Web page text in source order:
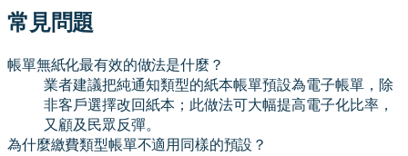
常見問題
帳單無紙化最有效的做法是什麼？
業者建議把純通知類型的紙本帳單預設為電子帳單，除
非客戶選擇改回紙本；此做法可大幅提高電子化比率，
又顧及民眾反彈。
為什麼繳費類型帳單不適用同樣的預設？